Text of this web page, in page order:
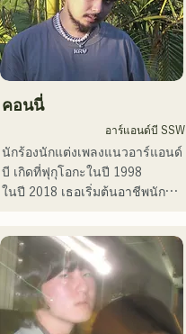
コンセプトは、「等身大のまま
で。僕とあなたのための音楽
を。」気持ちが落ち込んだ時
や、心が沈んでしまう時こそ聴
自分自身も迷いや葛藤を抱える
瞬間があるからこそ、作り物で
はなく、ありのままの感情や言
葉をそのまま音楽にしている。
福岡を中心にブッキングライブ
や路上ライブなど精力的に活動
を行っている。
2025年11月22日にはファースト
ワンマンライブを開催。
คอนนี่
อาร์แอนด์บี SSW
นักร้องนักแต่งเพลงแนวอาร์แอนด์
บี เกิดที่ฟุกุโอกะในปี 1998
ในปี 2018 เธอเริ่มต้นอาชีพนัก
MELTY LOUNGE)
ในปี 2022 เธอเริ่มแสดงเดี่ยวใน
ชื่อ Kønny
เธอผสมผสานดนตรีอาร์แอนด์บี
ยุค 90 และ 2000 ที่มีอิทธิพลต่อ